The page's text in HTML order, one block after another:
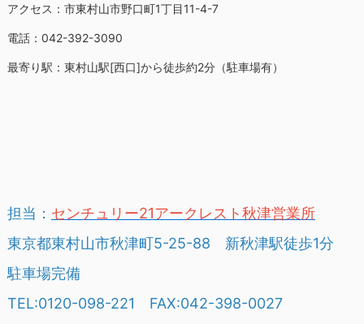
アクセス：市東村山市野口町1丁目11-4-7
電話：042-392-3090
最寄り駅：東村山駅[西口]から徒歩約2分（駐車場有）
担当： センチュリー21アークレスト秋津営業所
東京都東村山市秋津町5-25-88 新秋津駅徒歩1分
駐車場完備
TEL:0120-098-221 FAX:042-398-0027